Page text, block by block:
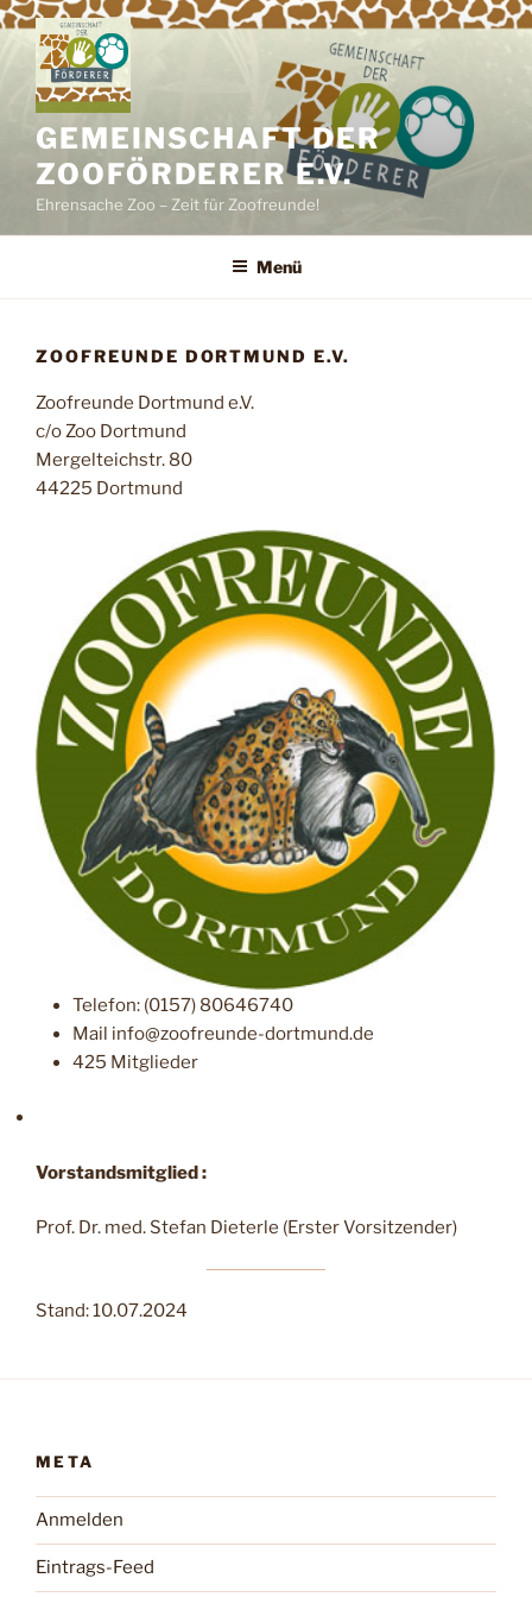
Zum
Inhalt
springen
GEMEINSCHAFT DER
ZOOFÖRDERER E.V.
Ehrensache Zoo – Zeit für Zoofreunde!
Menü
ZOOFREUNDE DORTMUND E.V.
Zoofreunde Dortmund e.V.
c/o Zoo Dortmund
Mergelteichstr. 80
44225 Dortmund
Telefon: (0157) 80646740
Mail info@zoofreunde-dortmund.de
425 Mitglieder
Vorstandsmitglied :
Prof. Dr. med. Stefan Dieterle (Erster Vorsitzender)
Stand: 10.07.2024
META
Anmelden
Eintrags-Feed